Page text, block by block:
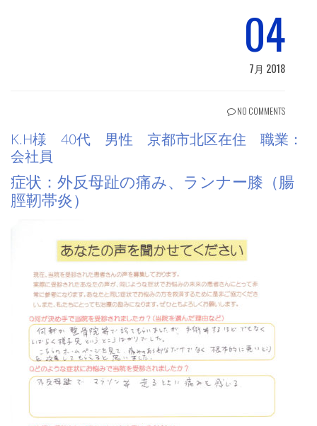
04
7月 2018
NO COMMENTS
K.H様 40代 男性 京都市北区在住 職業：
会社員
症状：外反母趾の痛み、ランナー膝（腸
脛靭帯炎）